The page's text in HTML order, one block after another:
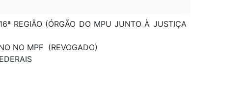
REGIÃO (ÓRGÃO DO MPU JUNTO À JUSTIÇA
NO MPF (REVOGADO)